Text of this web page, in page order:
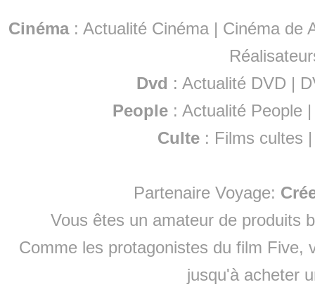
Cinéma: Actualité Cinéma | Cinéma de
Dvd : Actualité DVD |
People :Actualité People
Culte : Films cultes
Partenaire Voyage:
Vous êtes un amateur de produits
Comme les protagonistes du film Five,
jusqu'à acheter